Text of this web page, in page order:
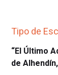
Tipo de
“El Último
de